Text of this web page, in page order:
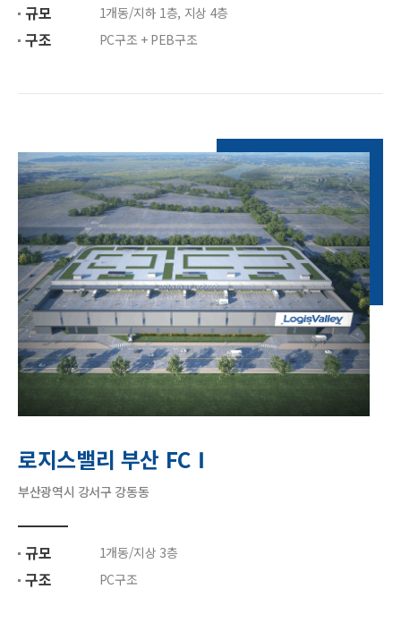
규모 1개동/지하 1층, 지상 4층
구조 PC구조 + PEB구조
로지스밸리 부산 FCⅠ
부산광역시 강서구 강동동
규모 1개동/지상 3층
구조 PC구조